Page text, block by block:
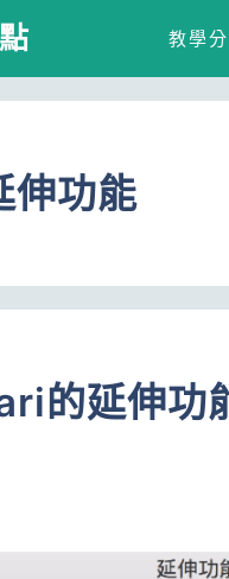
教學
伸功能
的延伸功